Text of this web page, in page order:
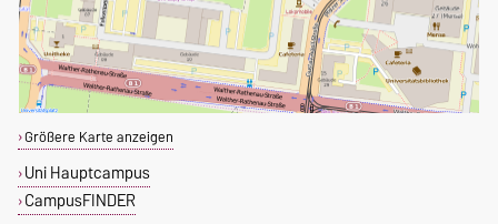
Größere Karte anzeigen
Uni Hauptcampus
CampusFINDER